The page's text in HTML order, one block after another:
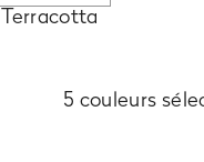
Terracotta
5 couleurs